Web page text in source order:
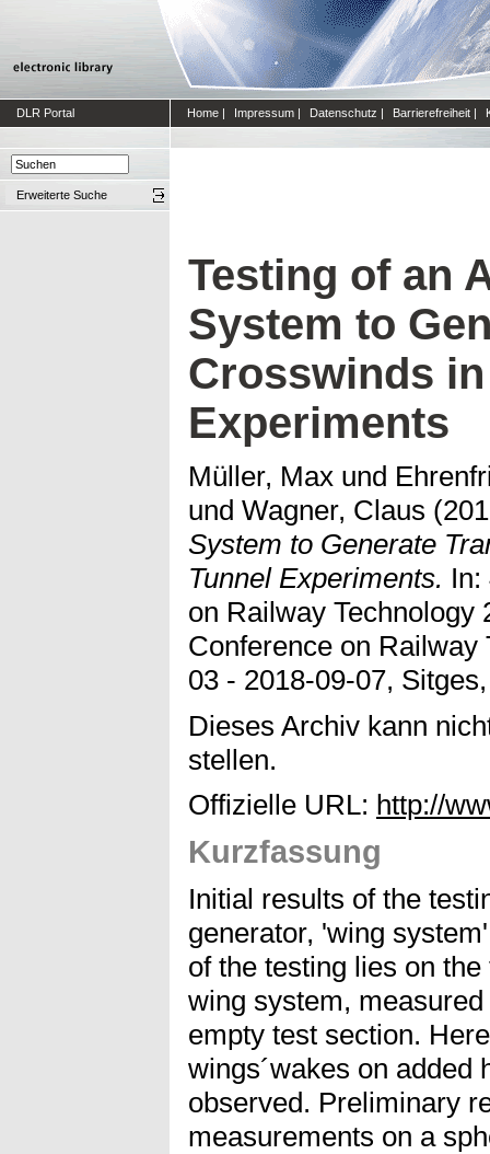
DLR Portal Home | Impressum | Datenschutz | Barrierefreiheit |
Erweiterte Suche
Testing of an
System to
Crosswinds
Experiments
Müller, Max und
und Wagner, Claus
System to Generate
Tunnel Experiments. In:
on Railway Technology
Conference on Railway
03 - 2018-09-07,
Dieses Archiv kann
stellen.
Offizielle URL: http://
Kurzfassung
Initial results of the
generator, 'wing
of the testing lies on
wing system,
empty test section.
wings´wakes on added
observed. Preliminary
measurements on a